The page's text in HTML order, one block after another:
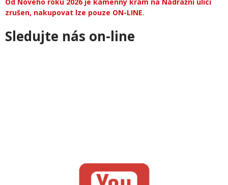
zrušen, nakupovat lze pouze ON-LINE.
Sledujte nás on-line